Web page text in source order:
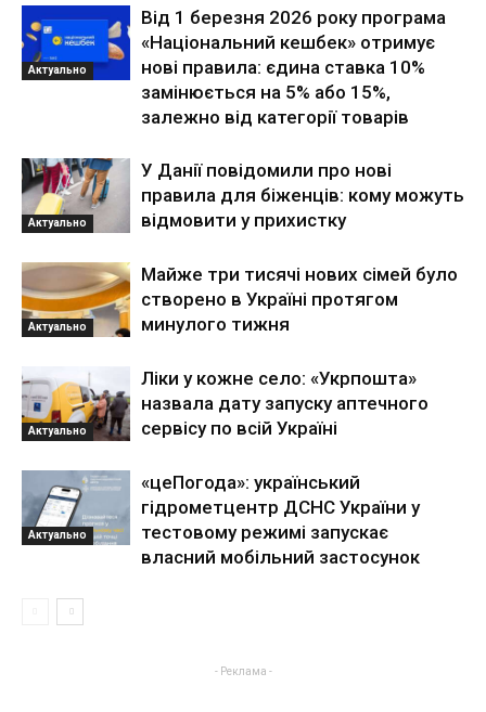
Актуально
Від 1 березня 2026 року програма
«Національний кешбек» отримує
нові правила: єдина ставка 10%
замінюється на 5% або 15%,
залежно від категорії товарів
Актуально
У Данії повідомили про нові
правила для біженців: кому можуть
відмовити у прихистку
Актуально
Майже три тисячі нових сімей було
створено в Україні протягом
минулого тижня
Актуально
Ліки у кожне село: «Укрпошта»
назвала дату запуску аптечного
сервісу по всій Україні
Актуально
«цеПогода»: український
гідрометцентр ДСНС України у
тестовому режимі запускає
власний мобільний застосунок
- Реклама -